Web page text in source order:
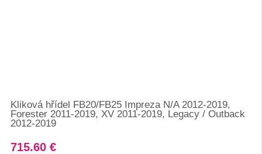
Kliková hřídel FB20/FB25 Impreza N/A 2012-2019,
Forester 2011-2019, XV 2011-2019, Legacy / Outback
2012-2019
715.60 €